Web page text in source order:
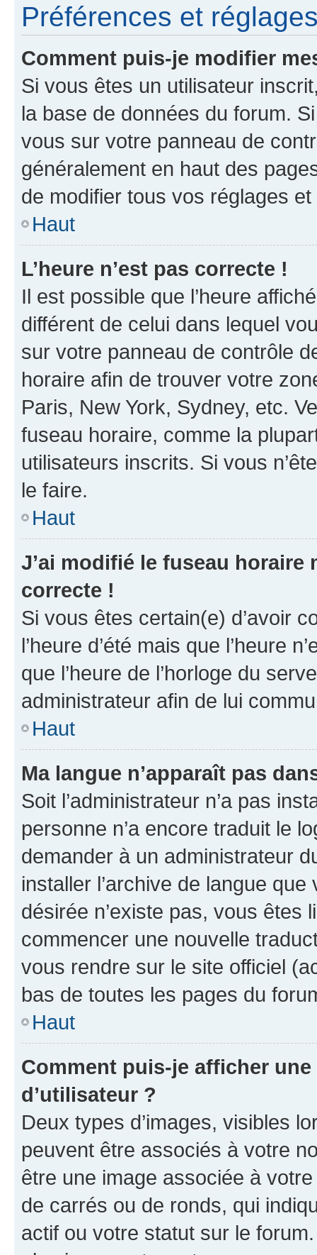
Préférences et
Comment puis-je modifier
Si vous êtes un utilisateur
la base de données du forum.
vous sur votre panneau de
généralement en haut des
de modifier tous vos réglages
Haut
L’heure n’est pas correcte !
Il est possible que l’heure
différent de celui dans lequel
sur votre panneau de contrôle
horaire afin de trouver votre
Paris, New York, Sydney, etc.
fuseau horaire, comme la
utilisateurs inscrits. Si vous
le faire.
Haut
J’ai modifié le fuseau horaire
correcte !
Si vous êtes certain(e) d’avoir
l’heure d’été mais que l’heure
que l’heure de l’horloge du
administrateur afin de lui
Haut
Ma langue n’apparaît pas
Soit l’administrateur n’a pas
personne n’a encore traduit le
demander à un administrateur
installer l’archive de langue
désirée n’existe pas, vous êtes
commencer une nouvelle
vous rendre sur le site officiel
bas de toutes les pages du
Haut
Comment puis-je afficher
d’utilisateur ?
Deux types d’images, visibles
peuvent être associés à votre
être une image associée à
de carrés ou de ronds, qui
actif ou votre statut sur le